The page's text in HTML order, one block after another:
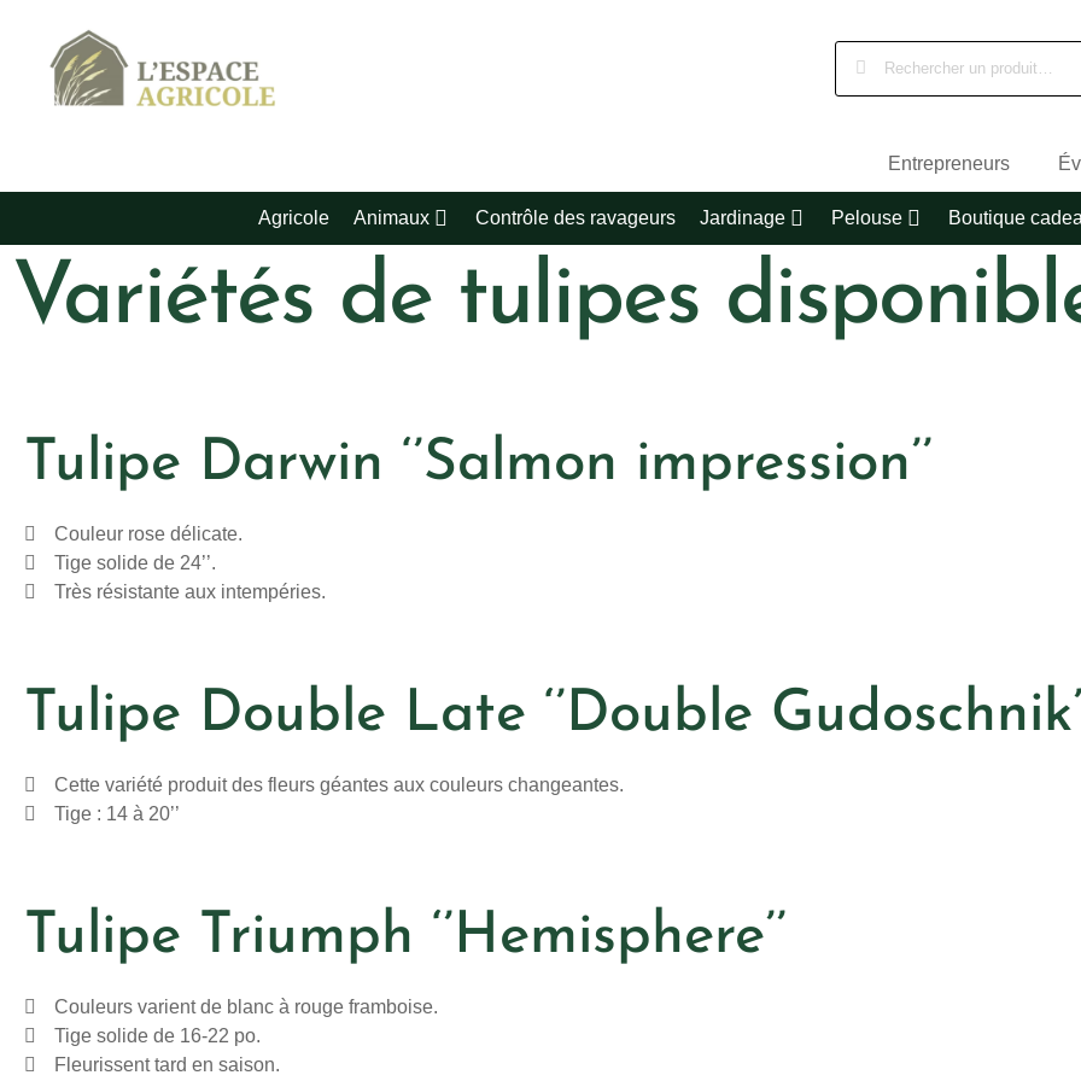
Entrepreneurs
Agricole Animaux Contrôle des ravageurs Jardinage Pelouse Boutique
Variétés de tulipes
Tulipe Darwin ‘’Salmon impression’’
Couleur rose délicate.
Tige solide de 24’’.
Très résistante aux intempéries.
Tulipe Double Late ‘’Double
Cette variété produit des fleurs géantes aux couleurs changeantes.
Tige : 14 à 20’’
Tulipe Triumph ‘’Hemisphere’’
Couleurs varient de blanc à rouge framboise.
Tige solide de 16-22 po.
Fleurissent tard en saison.